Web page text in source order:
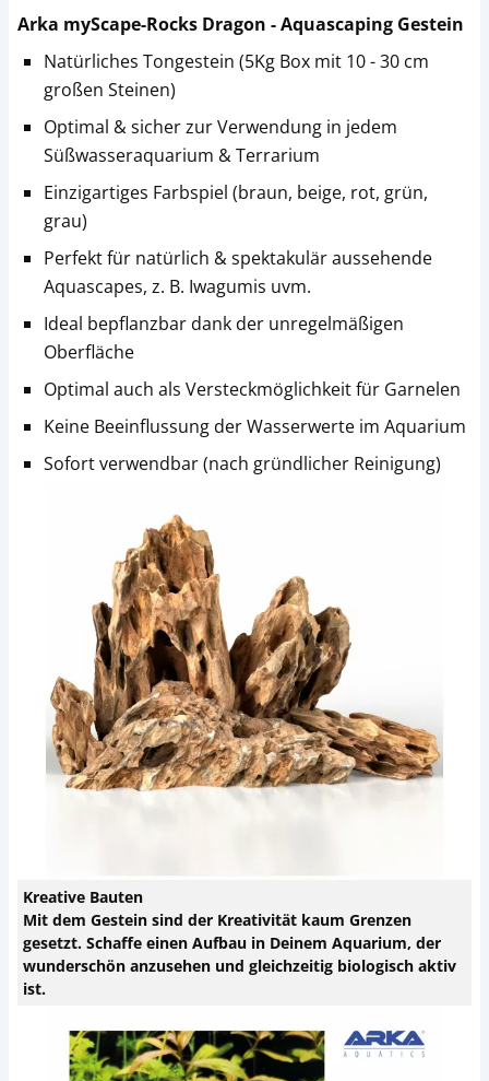
Arka myScape-Rocks Dragon - Aquascaping Gestein
Natürliches Tongestein (5Kg Box mit 10 - 30 cm
großen Steinen)
Optimal & sicher zur Verwendung in jedem
Süßwasseraquarium & Terrarium
Einzigartiges Farbspiel (braun, beige, rot, grün,
grau)
Perfekt für natürlich & spektakulär aussehende
Aquascapes, z. B. Iwagumis uvm.
Ideal bepflanzbar dank der unregelmäßigen
Oberfläche
Optimal auch als Versteckmöglichkeit für Garnelen
Keine Beeinflussung der Wasserwerte im Aquarium
Sofort verwendbar (nach gründlicher Reinigung)
Kreative Bauten
Mit dem Gestein sind der Kreativität kaum Grenzen
gesetzt. Schaffe einen Aufbau in Deinem Aquarium, der
wunderschön anzusehen und gleichzeitig biologisch aktiv
ist.